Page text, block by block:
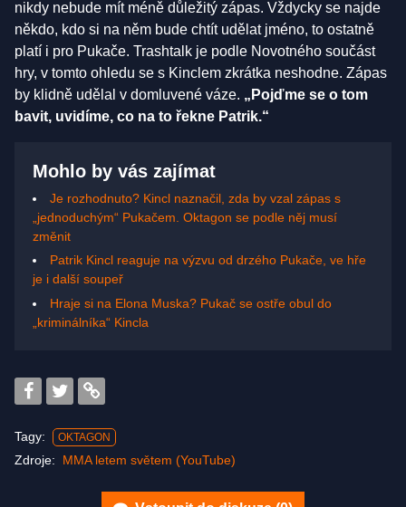
nikdy nebude mít méně důležitý zápas. Vždycky se najde
někdo, kdo si na něm bude chtít udělat jméno, to ostatně
platí i pro Pukače. Trashtalk je podle Novotného součást
hry, v tomto ohledu se s Kinclem zkrátka neshodne. Zápas
by klidně udělal v domluvené váze. „Pojďme se o tom
bavit, uvidíme, co na to řekne Patrik.“
Mohlo by vás zajímat
Je rozhodnuto? Kincl naznačil, zda by vzal zápas s
„jednoduchým“ Pukačem. Oktagon se podle něj musí
změnit
Patrik Kincl reaguje na výzvu od drzého Pukače, ve hře
je i další soupeř
Hraje si na Elona Muska? Pukač se ostře obul do
„kriminálníka“ Kincla
Tagy: OKTAGON
Zdroje: MMA letem světem (YouTube)